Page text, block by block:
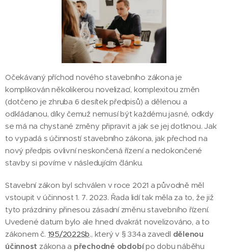
Očekávaný příchod nového stavebního zákona je
komplikován několikerou novelizací, komplexitou změn
(dotčeno je zhruba 6 desítek předpisů) a dělenou a
odkládanou, díky čemuž nemusí být každému jasné, odkdy
se má na chystané změny připravit a jak se jej dotknou. Jak
to vypadá s účinností stavebního zákona, jak přechod na
nový předpis ovlivní neskončená řízení a nedokončené
stavby si povíme v následujícím článku.
Stavební zákon byl schválen v roce 2021 a původně měl
vstoupit v účinnost 1. 7. 2023. Řada lidí tak měla za to, že již
tyto prázdniny přinesou zásadní změnu stavebního řízení.
Uvedené datum bylo ale hned dvakrát novelizováno, a to
zákonem č. 195/2022Sb., který v § 334a zavedl dělenou
účinnost zákona a přechodné obdobípo dobu náběhu